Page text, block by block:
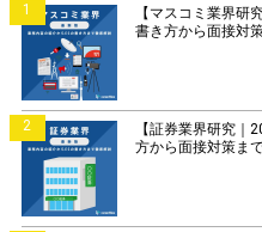
1
【マスコミ業界研
書き方から面接対
2
【証券業界研究｜
方から面接対策ま